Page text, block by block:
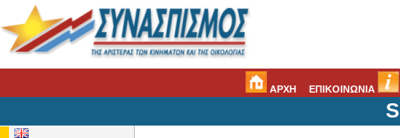
ΑΡΧΗ ΕΠΙΚΟΙΝΩΝΙΑ